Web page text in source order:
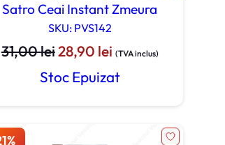
Satro Ceai Instant Zmeura
SKU: PVS142
31,00leiPrețul
inițial
a
28,90 leiPrețul
curent
este:
(TVA inclus)
Stoc Epuizat